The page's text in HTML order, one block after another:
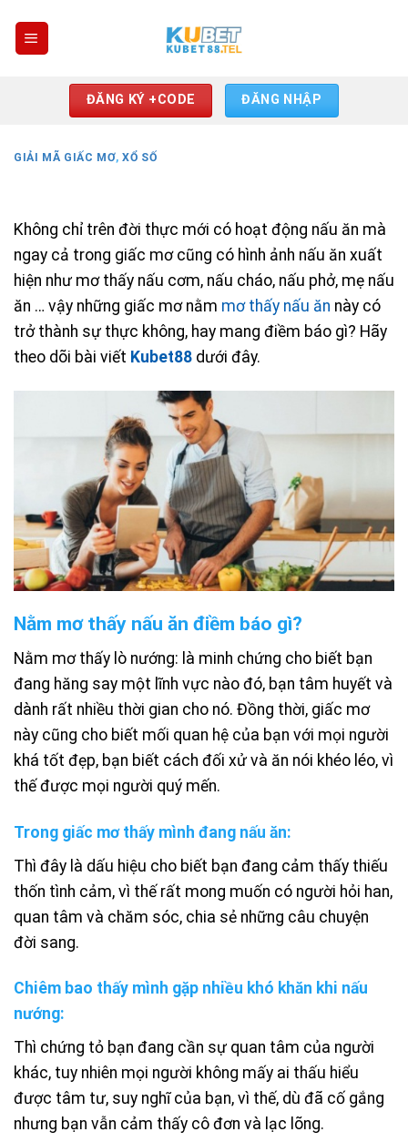
ĐĂNG KÝ +CODE ĐĂNG NHẬP
GIẢI MÃ GIẤC MƠ,XỔ SỐ
Không chỉ trên đời thực mới có hoạt động nấu ăn mà
ngay cả trong giấc mơ cũng có hình ảnh nấu ăn xuất
hiện như mơ thấy nấu cơm, nấu cháo, nấu phở, mẹ nấu
ăn … vậy những giấc mơ nằm mơ thấy nấu ăn này có
trở thành sự thực không, hay mang điềm báo gì? Hãy
theo dõi bài viết Kubet88 dưới đây.
Nằm mơ thấy nấu ăn điềm báo gì?
Nằm mơ thấy lò nướng: là minh chứng cho biết bạn
đang hăng say một lĩnh vực nào đó, bạn tâm huyết và
dành rất nhiều thời gian cho nó. Đồng thời, giấc mơ
này cũng cho biết mối quan hệ của bạn với mọi người
khá tốt đẹp, bạn biết cách đối xử và ăn nói khéo léo, vì
thế được mọi người quý mến.
Trong giấc mơ thấy mình đang nấu ăn:
Thì đây là dấu hiệu cho biết bạn đang cảm thấy thiếu
thốn tình cảm, vì thế rất mong muốn có người hỏi han,
quan tâm và chăm sóc, chia sẻ những câu chuyện
đời sang.
Chiêm bao thấy mình gặp nhiều khó khăn khi nấu
nướng:
Thì chứng tỏ bạn đang cần sự quan tâm của người
khác, tuy nhiên mọi người không mấy ai thấu hiểu
được tâm tư, suy nghĩ của bạn, vì thế, dù đã cố gắng
nhưng bạn vẫn cảm thấy cô đơn và lạc lõng.